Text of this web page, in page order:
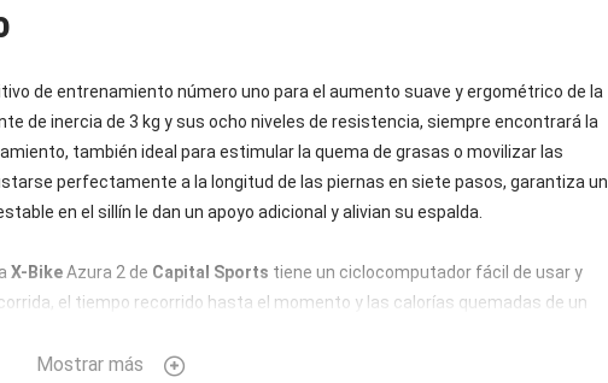
de entrenamiento número uno para el aumento suave y ergométrico de la
de inercia de 3 kg y sus ocho niveles de resistencia, siempre encontrará la
también ideal para estimular la quema de grasas o movilizar las
perfectamente a la longitud de las piernas en siete pasos, garantiza un
en el sillín le dan un apoyo adicional y alivian su espalda.
X-BikeAzura 2 de Capital Sports tiene un ciclocomputador fácil de usar y
el tiempo recorrido hasta el momento y las calorías quemadas de un
Mostrar más